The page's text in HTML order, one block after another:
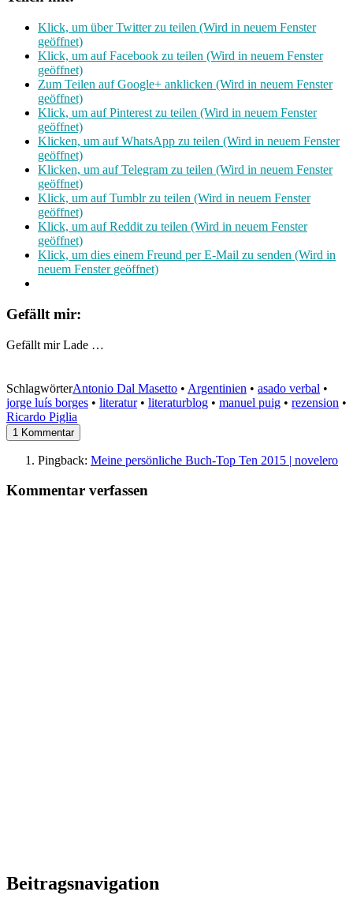
Klick, um über Twitter zu teilen (Wird in neuem Fenster
geöffnet)
Klick, um auf Facebook zu teilen (Wird in neuem Fenster
geöffnet)
Zum Teilen auf Google+ anklicken (Wird in neuem Fenster
geöffnet)
Klick, um auf Pinterest zu teilen (Wird in neuem Fenster
geöffnet)
Klicken, um auf WhatsApp zu teilen (Wird in neuem Fenster
geöffnet)
Klicken, um auf Telegram zu teilen (Wird in neuem Fenster
geöffnet)
Klick, um auf Tumblr zu teilen (Wird in neuem Fenster
geöffnet)
Klick, um auf Reddit zu teilen (Wird in neuem Fenster
geöffnet)
Klick, um dies einem Freund per E-Mail zu senden (Wird in
neuem Fenster geöffnet)
Gefällt mir:
Gefällt mir Lade …
SchlagwörterAntonio Dal Masetto • Argentinien • asado verbal •
jorge luís borges • literatur• literaturblog • manuel puig • rezension •
Ricardo Piglia
1 Kommentar
Pingback: Meine persönliche Buch-Top Ten 2015 | novelero
Kommentar verfassen
Beitragsnavigation